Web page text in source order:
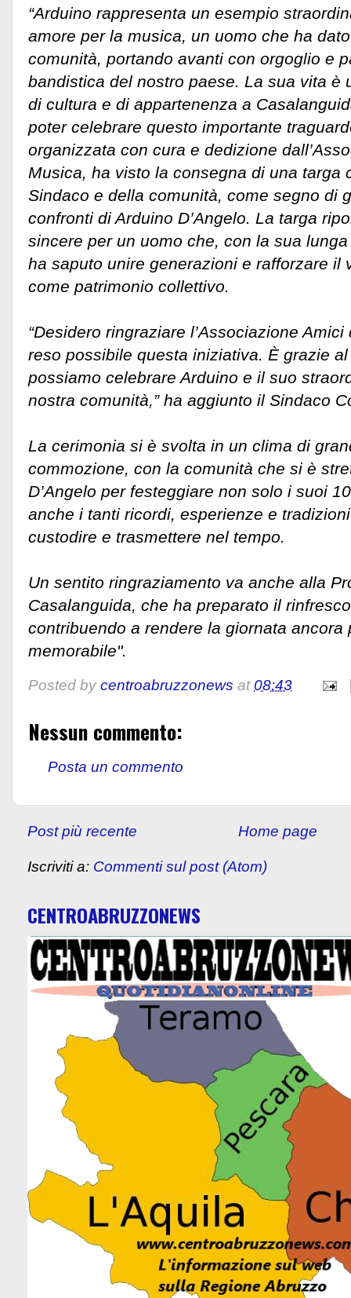
“Arduino rappresenta un esempio
amore per la musica, un uomo che ha
comunità, portando avanti con orgoglio e
bandistica del nostro paese. La sua vita è
di cultura e di appartenenza a
poter celebrare questo importante
organizzata con cura e dedizione
Musica, ha visto la consegna di una targa
Sindaco e della comunità, come segno di
confronti di Arduino D’Angelo. La targa
sincere per un uomo che, con la sua
ha saputo unire generazioni e rafforzare il
come patrimonio collettivo.
“Desidero ringraziare l’Associazione
reso possibile questa iniziativa. È grazie
possiamo celebrare Arduino e il suo
nostra comunità,” ha aggiunto il Sindaco
La cerimonia si è svolta in un clima di
commozione, con la comunità che si è
D’Angelo per festeggiare non solo i suoi
anche i tanti ricordi, esperienze e
custodire e trasmettere nel tempo.
Un sentito ringraziamento va anche alla
Casalanguida, che ha preparato il
contribuendo a rendere la giornata ancora
memorabile".
Posted by centroabruzzonews at08:43
Nessun commento:
Posta un commento
Post più recente Home page
Iscriviti a: Commenti sul post (Atom)
CENTROABRUZZONEWS